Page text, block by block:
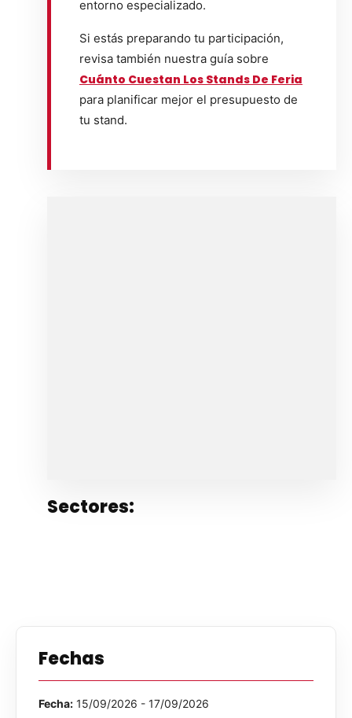
entorno especializado.
Si estás preparando tu participación,
revisa también nuestra guía sobre
Cuánto Cuestan Los Stands De Feria
para planificar mejor el presupuesto de
tu stand.
Sectores:
Fechas
Fecha: 15/09/2026 - 17/09/2026